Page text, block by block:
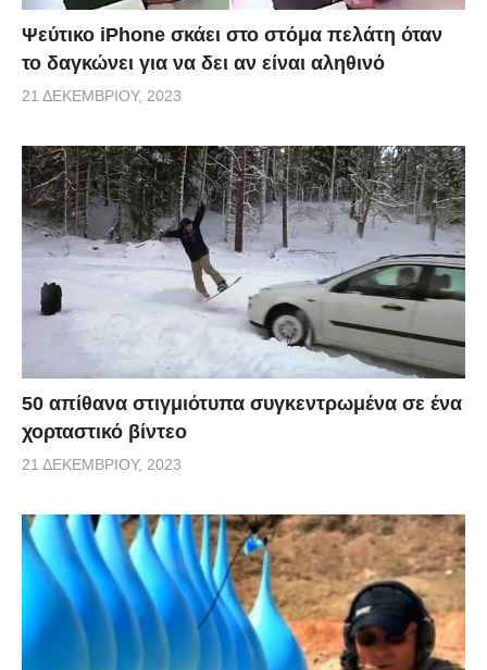
Ψεύτικο iPhone σκάει στο στόμα πελάτη όταν
το δαγκώνει για να δει αν είναι αληθινό
21 ΔΕΚΕΜΒΡΊΟΥ, 2023
50 απίθανα στιγμιότυπα συγκεντρωμένα σε ένα
χορταστικό βίντεο
21 ΔΕΚΕΜΒΡΊΟΥ, 2023